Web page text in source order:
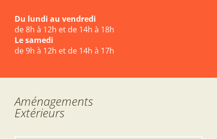
Du lundi au vendredi
de 8h à 12h et de 14h à 18h
Le samedi
de 9h à 12h et de 14h à 17h
Aménagements
Extérieurs